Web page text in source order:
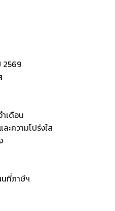
2569
เดือน
ะความโปร่งใส
นที่ภาษีฯ